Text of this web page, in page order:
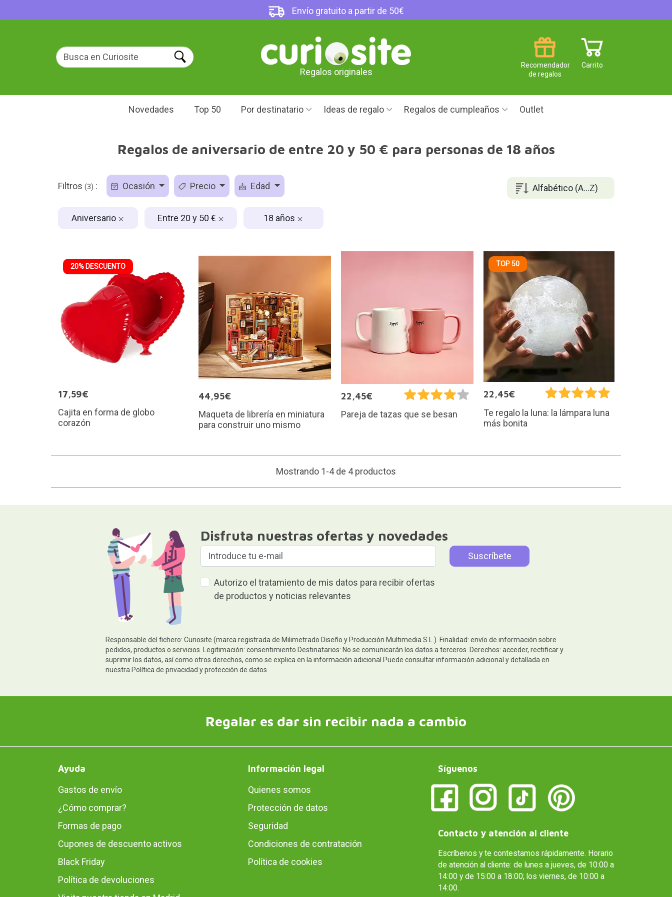
Envío gratuito a partir de 50€
Regalos originales
Carrito
Recomendador
de regalos
Novedades Top 50 Por destinatario Ideas de regalo Regalos de cumpleaños Outlet
Regalos de aniversario de entre 20 y 50 € para personas de 18 años
Alfabético (A...Z)
Filtros (3) : Ocasión Precio Edad
Aniversario Entre 20 y 50 € 18 años
20% DESCUENTO
17,59€
Cajita en forma de globo
corazón
44,95€
Maqueta de librería en miniatura
para construir uno mismo
22,45€
Pareja de tazas que se besan
TOP 50
22,45€
Te regalo la luna: la lámpara luna
más bonita
Mostrando 1-4 de 4 productos
Disfruta nuestras ofertas y novedades
Autorizo el tratamiento de mis datos para recibir ofertas
de productos y noticias relevantes
Responsable del fichero: Curiosite (marca registrada de Milimetrado Diseño y Producción Multimedia S.L.). Finalidad: envío de información sobre
pedidos, productos o servicios. Legitimación: consentimiento.Destinatarios: No se comunicarán los datos a terceros. Derechos: acceder, rectificar y
suprimir los datos, así como otros derechos, como se explica en la información adicional.Puede consultar información adicional y detallada en
nuestra Política de privacidad y protección de datos
Regalar es dar sin recibir nada a cambio
Ayuda
Gastos de envío
¿Cómo comprar?
Formas de pago
Cupones de descuento activos
Black Friday
Política de devoluciones
Información legal
Quienes somos
Protección de datos
Seguridad
Condiciones de contratación
Política de cookies
Síguenos
Contacto y atención al cliente
Escríbenos y te contestamos rápidamente. Horario
de atención al cliente: de lunes a jueves, de 10:00 a
14:00 y de 15:00 a 18:00; los viernes, de 10:00 a
14:00.